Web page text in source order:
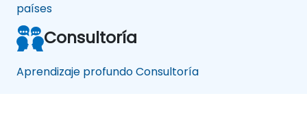
países
Consultoría
Aprendizaje profundo Consultoría